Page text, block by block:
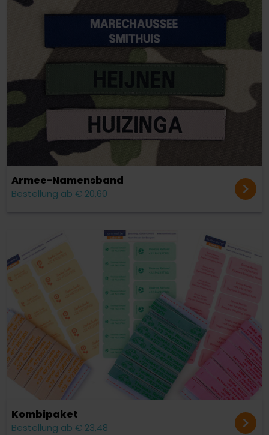
Armee-Namensband
Bestellung ab € 20,60
Kombipaket
Bestellung ab € 23,48